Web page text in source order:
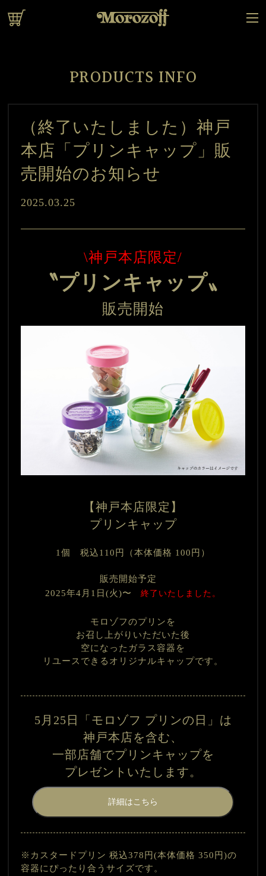
PRODUCTS INFO
（終了いたしました）神戸
本店「プリンキャップ」販
売開始のお知らせ
2025.03.25
\神戸本店限定/
〝プリンキャップ〟
販売開始
【神戸本店限定】
プリンキャップ
1個 税込110円（本体価格 100円）
販売開始予定
2025年4月1日(火)〜
終了いたしました。
モロゾフのプリンを
お召し上がりいただいた後
空になったガラス容器を
リユースできるオリジナルキャップです。
5月25日「モロゾフ プリンの日」は
神戸本店を含む、
一部店舗でプリンキャップを
プレゼントいたします。
詳細はこちら
※カスタードプリン 税込378円(本体価格 350円)の
容器にぴったり合うサイズです。